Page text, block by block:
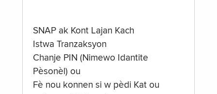
SNAP ak Kont Lajan Kach
Istwa Tranzaksyon
Chanje PIN (Nimewo Idantite
Pèsonèl) ou
Fè nou konnen si w pèdi Kat ou